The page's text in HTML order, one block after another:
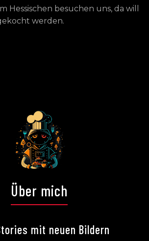
Hessischen besuchen uns, da will
werden.
Über mich
mit neuen Bildern